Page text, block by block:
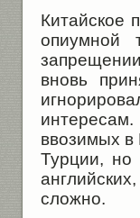
Китайское
опиумной
вновь
ввозимых в
Турции,
сложно.